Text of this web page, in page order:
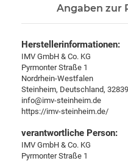
Angaben zur
Herstellerinformationen:
IMV GmbH & Co. KG
Pyrmonter Straße 1
Nordrhein-Westfalen
Steinheim, Deutschland, 32839
info@imv-steinheim.de
https://imv-steinheim.de/
verantwortliche Person:
IMV GmbH & Co. KG
Pyrmonter Straße 1